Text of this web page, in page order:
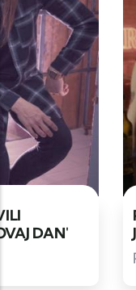
PAVEL FEAT.
JADRANA
PREDSTAVILI